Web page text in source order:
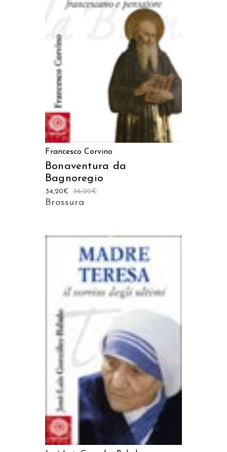
AGGIUNGI AL CARRELLO
Francesco Corvino
Bonaventura da
Bagnoregio
36,00€
34,20€
Brossura
AGGIUNGI AL CARRELLO